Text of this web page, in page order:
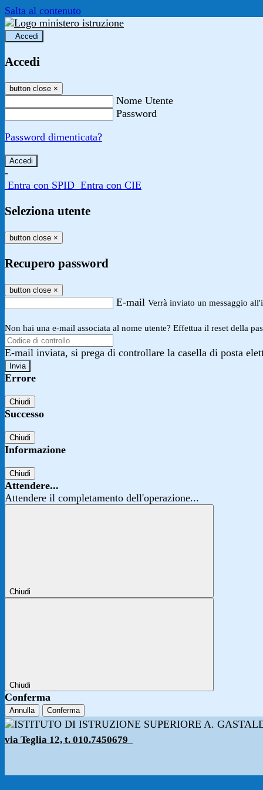
Salta al contenuto
Accedi
Accedi
button close ×
Nome Utente
Password
Password dimenticata?
-
Entra con SPID Entra con CIE
Seleziona utente
button close ×
Recupero password
button close ×
E-mail Verrà inviato un messaggio
Non hai una e-mail associata al nome utente? Effettua il reset della
E-mail inviata, si prega di controllare la casella di posta
Errore
Chiudi
Successo
Chiudi
Informazione
Chiudi
Attendere...
Attendere il completamento dell'operazione...
Chiudi
Chiudi
Conferma
Annulla Conferma
via Teglia 12, t. 010.7450679